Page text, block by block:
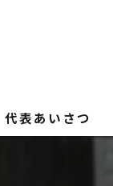
代表あいさつ